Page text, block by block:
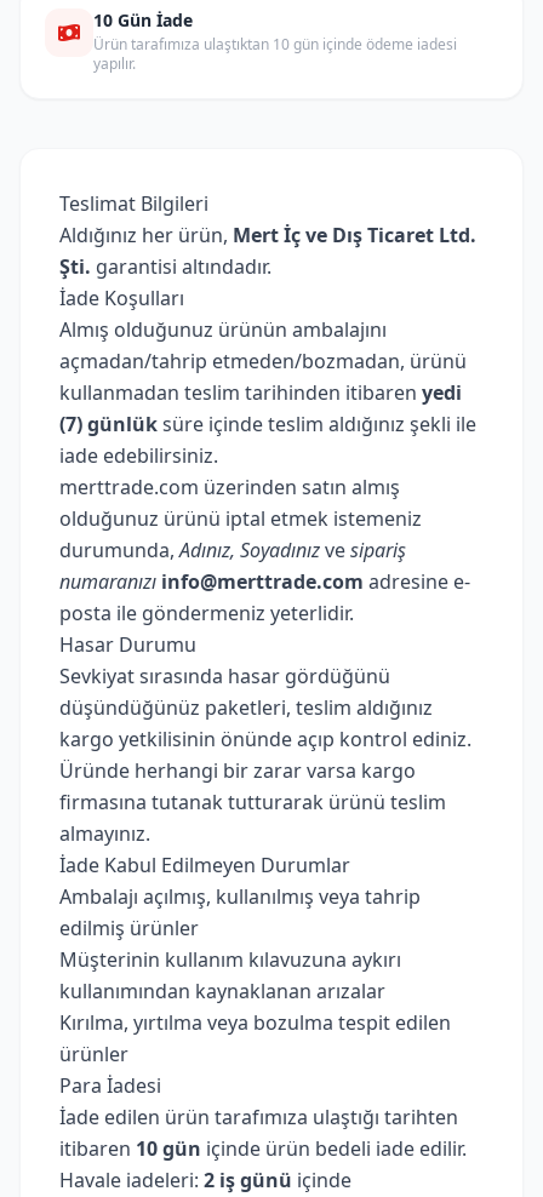
10 Gün İade
Ürün tarafımıza ulaştıktan 10 gün içinde ödeme iadesi
yapılır.
Teslimat Bilgileri
Aldığınız her ürün, Mert İç ve Dış Ticaret Ltd.
Şti. garantisi altındadır.
İade Koşulları
Almış olduğunuz ürünün ambalajını
açmadan/tahrip etmeden/bozmadan, ürünü
kullanmadan teslim tarihinden itibaren yedi
(7) günlüksüre içinde teslim aldığınız şekli ile
iade edebilirsiniz.
merttrade.com üzerinden satın almış
olduğunuz ürünü iptal etmek istemeniz
durumunda,Adınız, Soyadınızvesipariş
numaranızı info@merttrade.com adresine e-
posta ile göndermeniz yeterlidir.
Hasar Durumu
Sevkiyat sırasında hasar gördüğünü
düşündüğünüz paketleri, teslim aldığınız
kargo yetkilisinin önünde açıp kontrol ediniz.
Üründe herhangi bir zarar varsa kargo
firmasına tutanak tutturarak ürünü teslim
almayınız.
İade Kabul Edilmeyen Durumlar
Ambalajı açılmış, kullanılmış veya tahrip
edilmiş ürünler
Müşterinin kullanım kılavuzuna aykırı
kullanımından kaynaklanan arızalar
Kırılma, yırtılma veya bozulma tespit edilen
ürünler
Para İadesi
İade edilen ürün tarafımıza ulaştığı tarihten
itibaren 10 gün içinde ürün bedeli iade edilir.
Havale iadeleri: 2 iş günü içinde